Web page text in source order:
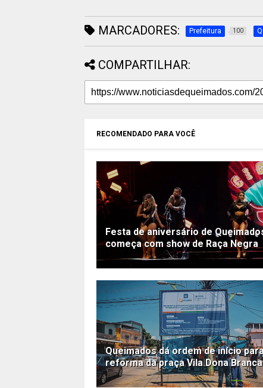
MARCADORES: Prefeitura 100
COMPARTILHAR:
RECOMENDADO PARA VOCÊ
Festa de aniversário de
começa com show de Raça Negra
Queimados dá ordem de início
reforma da praça Vila Dona Branca